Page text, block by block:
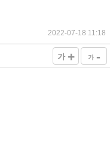
2022-07-18 11:18
가 + 가 -